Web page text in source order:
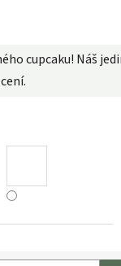
cupcaku! Náš